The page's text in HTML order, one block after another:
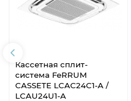
Кассетная сплит-
система FeRRUM
CASSETE LCAC24C1-A /
LCAU24U1-A